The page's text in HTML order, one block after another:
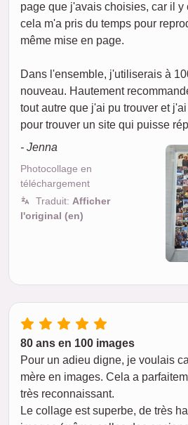
page que j'avais choisies, car il y
cela m'a pris du temps pour
même mise en page.
Dans l'ensemble, j'utiliserais à
nouveau. Hautement
tout autre que j'ai pu trouver et
pour trouver un site qui puisse
- Jenna
Photocollage en
téléchargement
Traduit: Afficher
l'original (en)
80 ans en 100 images
Pour un adieu digne, je voulais
mère en images. Cela a
très reconnaissant.
Le collage est superbe, de très